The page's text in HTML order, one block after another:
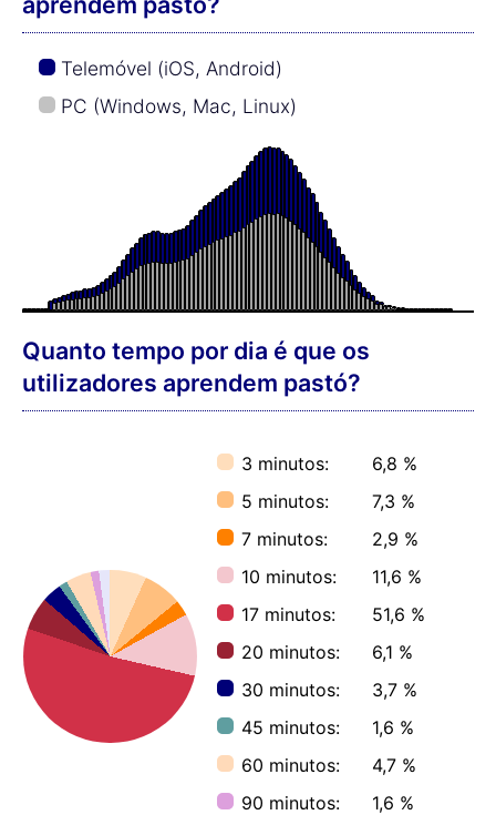
Telemóvel (iOS, Android)
PC (Windows, Mac, Linux)
Quanto tempo por dia é que os
utilizadores aprendem pastó?
3 minutos:
6,8 %
5 minutos:
7,3 %
7 minutos:
2,9 %
10 minutos:
11,6 %
17 minutos:
51,6 %
20 minutos:
6,1 %
30 minutos:
3,7 %
45 minutos:
1,6 %
60 minutos:
4,7 %
90 minutos:
1,6 %